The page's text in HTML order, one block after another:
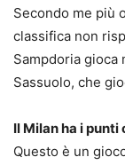
Secondo me più
classifica non
Sampdoria
Sassuolo, che
Il Milan ha i punti
Questo è un